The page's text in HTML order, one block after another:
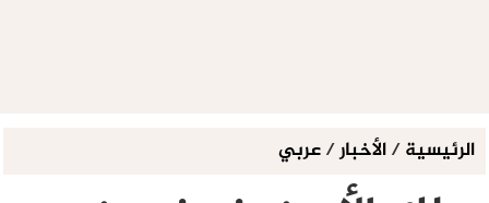
الرئيسية/الأخبار/عربي